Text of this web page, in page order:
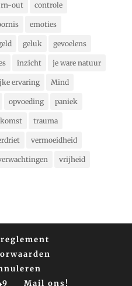
out controle
emoties
geluk gevoelens
inzicht je ware natuur
ervaring Mind
opvoeding paniek
trauma
vermoeidheid
vrijheid
Mail ons!